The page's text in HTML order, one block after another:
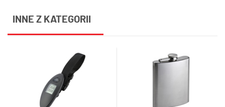
INNE Z KATEGORII